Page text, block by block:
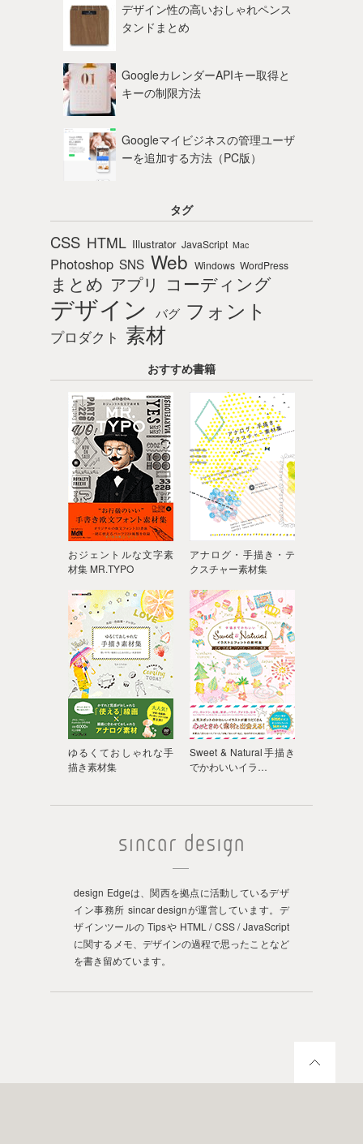
デザイン性の高いおしゃれペンス
タンドまとめ
GoogleカレンダーAPIキー取得と
キーの制限方法
Googleマイビジネスの管理ユーザ
ーを追加する方法（PC版）
タグ
CSS HTML Illustrator JavaScript Mac
Photoshop SNS Web Windows WordPress
まとめ アプリ コーディング
デザイン バグ フォント
プロダクト 素材
おすすめ書籍
おジェントルな文字素
材集 MR.TYPO
アナログ・手描き・テ
クスチャー素材集
ゆるくておしゃれな手
描き素材集
Sweet & Natural手描き
でかわいいイラ…
design Edgeは、関西を拠点に活動しているデザ
イン事務所 sincar designが運営しています。デ
ザインツールの Tipsや HTML / CSS / JavaScript
に関するメモ、デザインの過程で思ったことなど
を書き留めています。